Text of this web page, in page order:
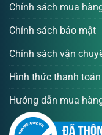
Chính sách mua
Chính sách bảo mật
Chính sách vận
Hình thức thanh toán
Hướng dẫn mua